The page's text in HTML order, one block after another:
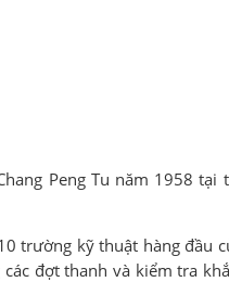
Peng Tu năm 1958
trường kỹ thuật hàng đầu
đợt thanh và kiểm tra